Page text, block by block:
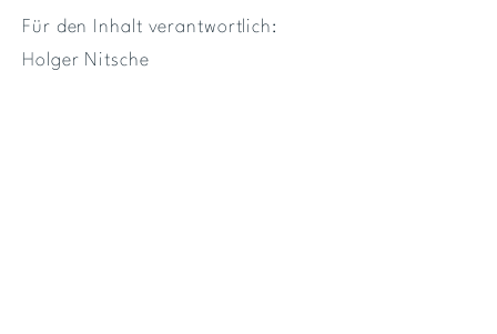
Für den Inhalt verantwortlich:
Holger Nitsche